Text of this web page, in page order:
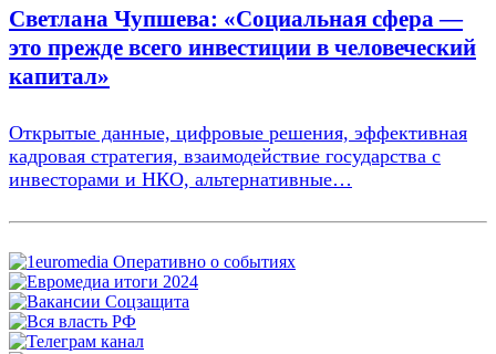
Светлана Чупшева: «Социальная сфера —
это прежде всего инвестиции в человеческий
капитал»
Открытые данные, цифровые решения, эффективная
кадровая стратегия, взаимодействие государства с
инвесторами и НКО, альтернативные…